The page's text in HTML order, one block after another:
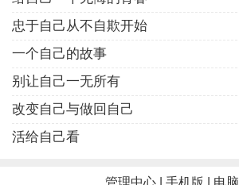
我们在这趟旅行中，会迷茫，会
失落……但我们终究会找到自己。(作
寻找自己的散文2
活着，活着，我把自己活丢了。
忠于自己从不自欺开始
一个自己的故事
别让自己一无所有
改变自己与做回自己
活给自己看
管理中心 手机版 电